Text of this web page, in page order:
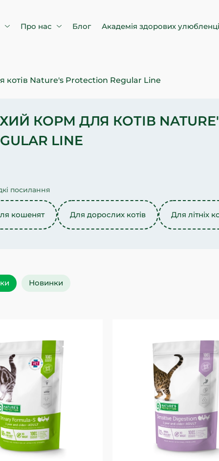
Про нас Блог Академія здорових
котів Nature's Protection Regular Line
КОРМ ДЛЯ КОТІВ
LINE
посилання
кошенят Для дорослих котів Для літніх
Новинки